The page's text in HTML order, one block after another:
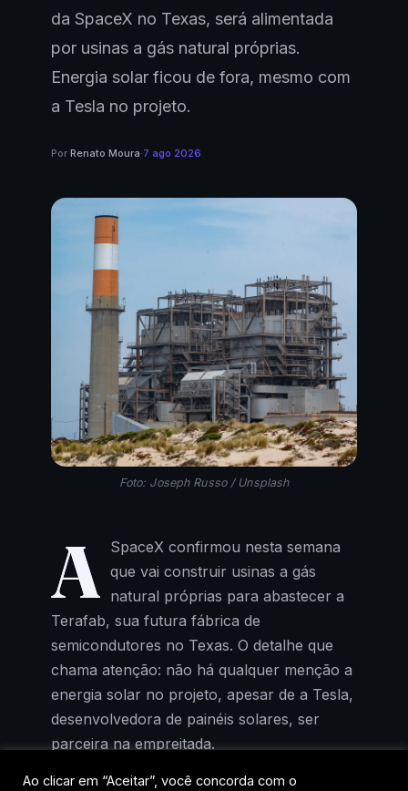
da SpaceX no Texas, será alimentada
por usinas a gás natural próprias.
Energia solar ficou de fora, mesmo com
a Tesla no projeto.
Por Renato Moura·7 ago 2026
Foto: Joseph Russo / Unsplash
A SpaceX confirmou nesta semana
que vai construir usinas a gás
natural próprias para abastecer a
Terafab, sua futura fábrica de
semicondutores no Texas. O detalhe que
chama atenção: não há qualquer menção a
energia solar no projeto, apesar de a Tesla,
desenvolvedora de painéis solares, ser
parceira na empreitada.
Ao clicar em “Aceitar”, você concorda com o